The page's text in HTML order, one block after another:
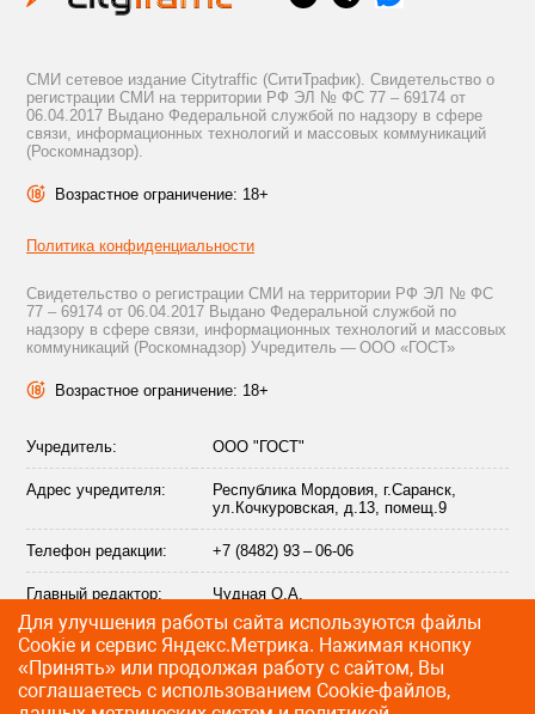
СМИ сетевое издание Citytraffic (СитиТрафик). Свидетельство о
регистрации СМИ на территории РФ ЭЛ № ФС 77 – 69174 от
06.04.2017 Выдано Федеральной службой по надзору в сфере
связи, информационных технологий и массовых коммуникаций
(Роскомнадзор).
Возрастное ограничение: 18+
Политика конфиденциальности
Свидетельство о регистрации СМИ на территории РФ ЭЛ № ФС
77 – 69174 от 06.04.2017 Выдано Федеральной службой по
надзору в сфере связи, информационных технологий и массовых
коммуникаций (Роскомнадзор) Учредитель — ООО «ГОСТ»
Возрастное ограничение: 18+
Учредитель: ООО "ГОСТ"
Адрес учредителя:
Республика Мордовия, г.Саранск,
ул.Кочкуровская, д.13, помещ.9
Телефон редакции: +7 (8482) 93 – 06-06
Главный редактор: Чудная О.А.
Адрес электронной
почты редакции:
info@citytraffic.ru
Для улучшения работы сайта используются файлы
Сookie и сервис Яндекс.Метрика. Нажимая кнопку
«Принять» или продолжая работу с сайтом, Вы
соглашаетесь с использованием Cookie-файлов,